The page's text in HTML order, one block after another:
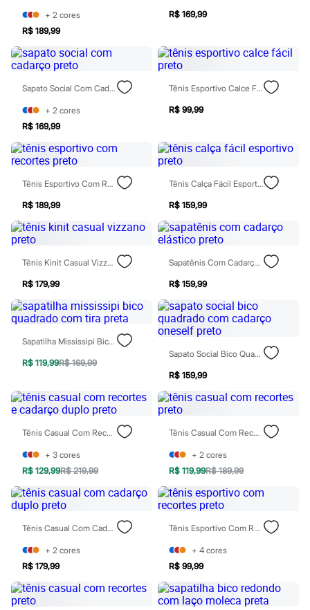
Saias
Shorts e Bermudas
Acessórios
Bolsas
Bijoux
Cintos
Óculos
Relógios
Calçados
Botas
Chinelos
Rasteirinhas
Sandálias
Sapatilhas
Marcas
City
Mindset
Sawary
Yessica
Moda esportiva
Acessórios
Blusas
Calçados
Shorts e Bermudas
Moda íntima
Calcinhas
Cintas e Modeladores
Meias
Pijamas
Sutiãs e Tops
Moda praia
Biquínis
Maiôs
Saídas de praia
Personagens
Plus size
Calças
Casacos e Jaquetas
Moda esportiva
Shorts e Saias
+ 2 cores
R$ 189,99
R$ 169,99
Sapato Social Com Cadarço Preto
+ 2 cores
R$ 169,99
Tênis Esportivo Calce Fácil Preto
R$ 99,99
Tênis Esportivo Com Recortes Preto
R$ 189,99
Tênis Calça Fácil Esportivo Preto
R$ 159,99
Tênis Kinit Casual Vizzano Preto
R$ 179,99
Sapatênis Com Cadarço Elástico Preto
R$ 159,99
Sapatilha Mississipi Bico Quadrado Com Tira Preta
R$ 119,99R$ 169,99
Sapato Social Bico Quadrado Com Cadarço Oneself Preto
R$ 159,99
Tênis Casual Com Recortes E Cadarço Duplo Preto
+ 3 cores
R$ 129,99R$ 219,99
Tênis Casual Com Recortes Preto
+ 2 cores
R$ 119,99R$ 189,99
Tênis Casual Com Cadarço Duplo Preto
+ 2 cores
R$ 179,99
Tênis Esportivo Com Recortes Preto
+ 4 cores
R$ 99,99